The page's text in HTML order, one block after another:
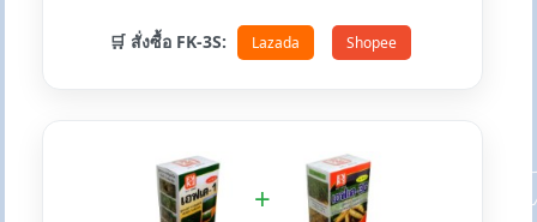
🛒 สั่งซื้อ FK-3S: Lazada Shopee
+